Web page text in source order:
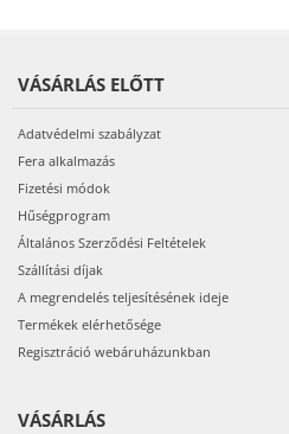
VÁSÁRLÁS ELŐTT
Adatvédelmi szabályzat
Fera alkalmazás
Fizetési módok
Hűségprogram
Általános Szerződési Feltételek
Szállítási díjak
A megrendelés teljesítésének ideje
Termékek elérhetősége
Regisztráció webáruházunkban
VÁSÁRLÁS